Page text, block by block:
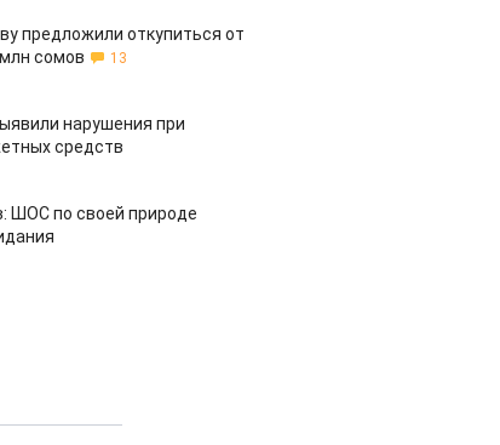
предложили откупиться от
сомов
13
нарушения при
средств
ШОС по своей природе